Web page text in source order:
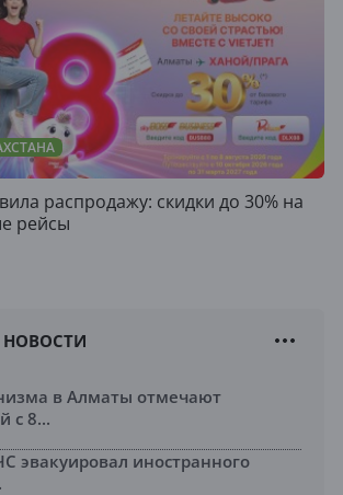
распродажу: скидки до 30% на
рейсы
НОВОСТИ
в Алматы отмечают
с 8...
эвакуировал иностранного